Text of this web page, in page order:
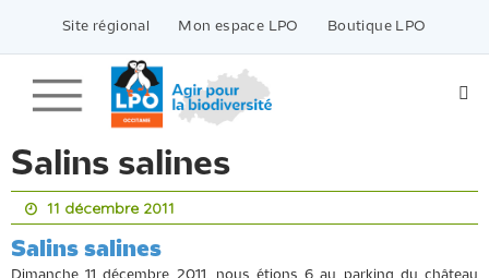
contenu
Site régional Mon espace LPO Boutique LPO
Salins salines
11 décembre 2011
Salins salines
Dimanche 11 décembre 2011, nous étions 6 au parking du château